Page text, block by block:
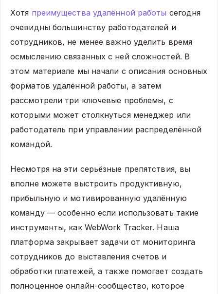
Хотя преимущества удалённой работы сегодня
очевидны большинству работодателей и
сотрудников, не менее важно уделить время
осмыслению связанных с ней сложностей. В
этом материале мы начали с описания основных
форматов удалённой работы, а затем
рассмотрели три ключевые проблемы, с
которыми может столкнуться менеджер или
работодатель при управлении распределённой
командой.
Несмотря на эти серьёзные препятствия, вы
вполне можете выстроить продуктивную,
прибыльную и мотивированную удалённую
команду — особенно если использовать такие
инструменты, как WebWork Tracker. Наша
платформа закрывает задачи от мониторинга
сотрудников до выставления счетов и
обработки платежей, а также помогает создать
полноценное онлайн-сообщество, которое